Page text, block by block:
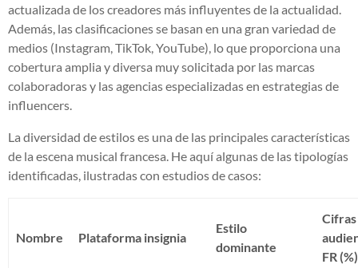
actualizada de los creadores más influyentes de la actualidad.
Además, las clasificaciones se basan en una gran variedad de
medios (Instagram, TikTok, YouTube), lo que proporciona una
cobertura amplia y diversa muy solicitada por las marcas
colaboradoras y las agencias especializadas en estrategias de
influencers.
La diversidad de estilos es una de las principales características
de la escena musical francesa. He aquí algunas de las tipologías
identificadas, ilustradas con estudios de casos:
Nombre Plataforma insignia
Estilo
dominante
FR (%)